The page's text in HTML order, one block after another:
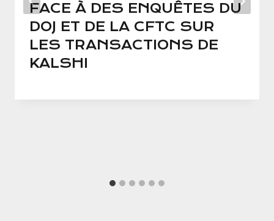
FACE À DES ENQUÊTES DU
DOJ ET DE LA CFTC SUR
LES TRANSACTIONS DE
KALSHI